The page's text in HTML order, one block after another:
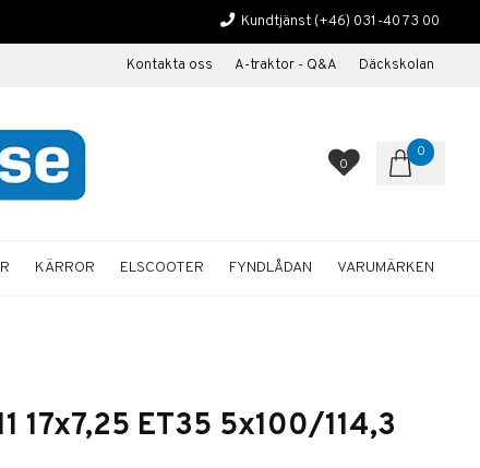
Kundtjänst (+46) 031-40 73 00
Kontakta oss A-traktor - Q&A Däckskolan
0
0
KÄRROR ELSCOOTER FYNDLÅDAN VARUMÄRKEN
17x7,25 ET35 5x100/114,3